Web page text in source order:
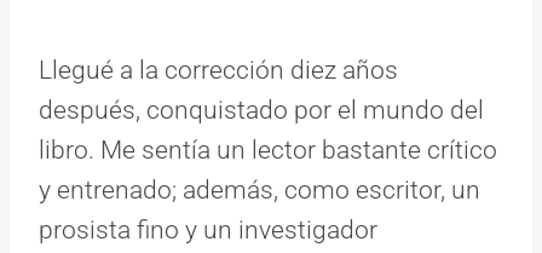
Llegué a la corrección diez años
después, conquistado por el mundo del
libro. Me sentía un lector bastante crítico
y entrenado; además, como escritor, un
prosista fino y un investigador